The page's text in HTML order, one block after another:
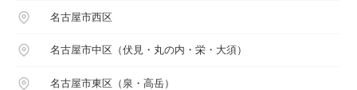
名古屋市西区
名古屋市中区（伏見・丸の内・栄・大須）
名古屋市東区（泉・高岳）